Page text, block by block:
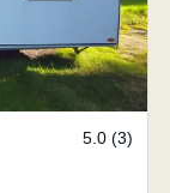
5.0 (3)